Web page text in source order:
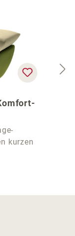
kurzen